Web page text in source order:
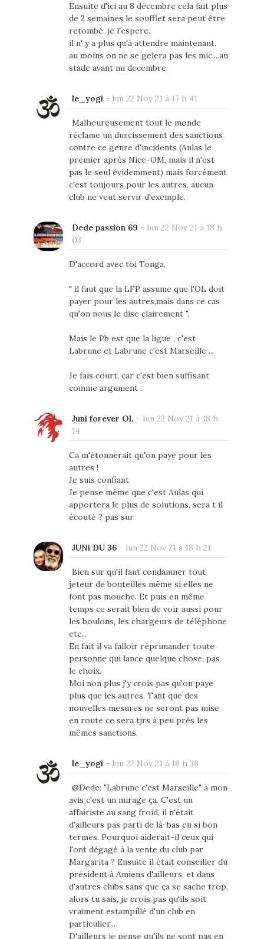
Ensuite d'ici au 8 décembre cela fait plus
de 2 semaines le soufflet sera peut être
retombé. je l'espere.
il n' y a plus qu'à attendre maintenant.
au moins on ne se gelera pas les mic....au
stade avant mi decembre.
le_yogi- lun 22 Nov 21 à 17 h 41
Malheureusement tout le monde
réclame un durcissement des sanctions
contre ce genre d'incidents (Aulas le
premier après Nice-OM, mais il n'est
pas le seul évidemment) mais forcément
c'est toujours pour les autres, aucun
club ne veut servir d'exemple.
Dede passion 69 - lun 22 Nov 21 à 18 h
03
D'accord avec toi Tonga,
" il faut que la LFP assume que l'OL doit
payer pour les autres,mais dans ce cas
qu'on nous le dise clairement ".
Mais le Pb est que la ligue , c'est
Labrune et Labrune c'est Marseille ...
Je fais court, car c'est bien suffisant
comme argument .
Juni forever OL - lun 22 Nov 21 à 18 h
14
Ca m'étonnerait qu'on paye pour les
autres !
Je suis confiant
Je pense même que c'est Aulas qui
apportera le plus de solutions, sera t il
écouté ? pas sur
JUNi DU 36- lun 22 Nov 21 à 18 h 21
Bien sur qu'il faut condamner tout
jeteur de bouteilles même si elles ne
font pas mouche. Et puis en même
temps ce serait bien de voir aussi pour
les boulons, les chargeurs de téléphone
etc...
En fait il va falloir réprimander toute
personne qui lance quelque chose, pas
le choix.
Moi non plus j'y crois pas qu'on paye
plus que les autres. Tant que des
nouvelles mesures ne seront pas mise
en route ce sera tjrs à peu près les
mêmes sanctions.
le_yogi- lun 22 Nov 21 à 18 h 38
@Dede: "Labrune c'est Marseille" à mon
avis c'est un mirage ça. C'est un
affairiste au sang froid, il n'était
d'ailleurs pas parti de là-bas en si bon
termes. Pourquoi aiderait-il ceux qui
l'ont dégagé à la vente du club par
Margarita ? Ensuite il était conseiller du
président à Amiens d'ailleurs, et dans
d'autres clubs sans que ça se sache trop,
alors tu sais, je crois pas qu'ils soit
vraiment estampillé d'un club en
particulier...
D'ailleurs je pense qu'ils ne sont pas en